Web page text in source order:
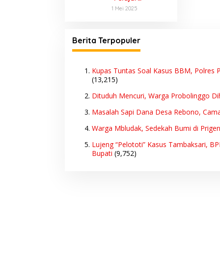
Perlindungan
Purwodadi
Sekali Lihat
1 Mei 2025
Berita Terpopuler
Kupas Tuntas Soal Kasus BBM, Polres
(13,215)
Dituduh Mencuri, Warga Probolinggo
Masalah Sapi Dana Desa Rebono,
Warga Mbludak, Sedekah Bumi di
Lujeng “Pelototi” Kasus Tambaksari,
Bupati (9,752)